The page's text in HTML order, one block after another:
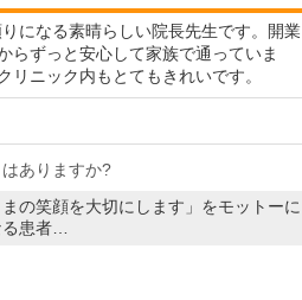
りになる素晴らしい院長先生です。開業
らずっと安心して家族で通っていま
リニック内もとてもきれいです。
ありますか?
の笑顔を大切にします」をモットーに
る患者…